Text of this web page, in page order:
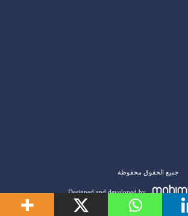
جميع الحقوق محفوظة
Designed and developed by